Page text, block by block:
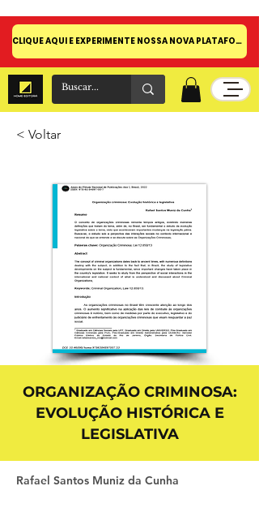
CLIQUE AQUI E EXPERIMENTE NOSSA NOVA PLATAFORMA!
< Voltar
ORGANIZAÇÃO CRIMINOSA:
EVOLUÇÃO HISTÓRICA E
LEGISLATIVA
Rafael Santos Muniz da Cunha